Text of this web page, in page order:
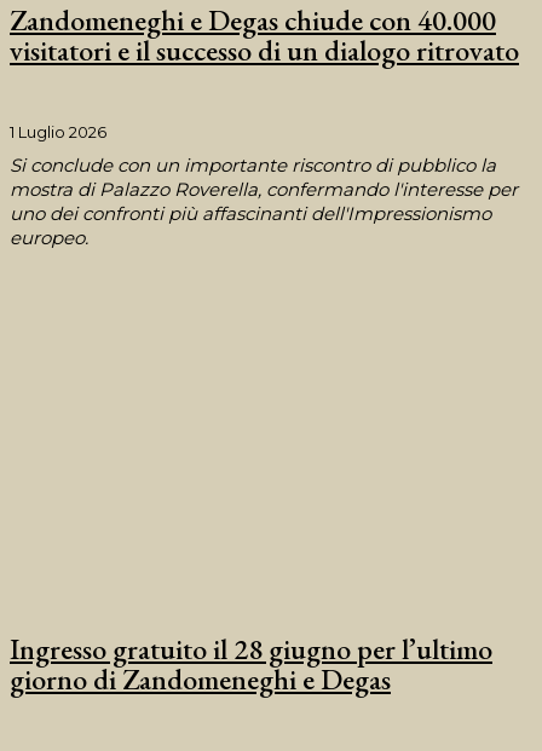
Zandomeneghi e Degas chiude con 40.000
visitatori e il successo di un dialogo ritrovato
1 Luglio 2026
Si conclude con un importante riscontro di pubblico la
mostra di Palazzo Roverella, confermando l'interesse per
uno dei confronti più affascinanti dell'Impressionismo
europeo.
Ingresso gratuito il 28 giugno per l’ultimo
giorno di Zandomeneghi e Degas